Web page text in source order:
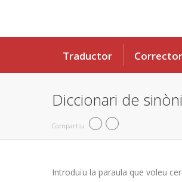
Traductor Corrector
Diccionari de
Compartiu
Introduïu la paraula que voleu